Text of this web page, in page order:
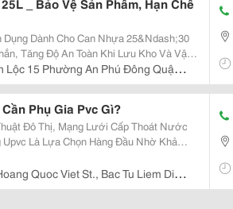
Dành Cho Can Nhựa 25&Ndash;30
Tăng Độ An Toàn Khi Lưu Kho Và Vận
Lượng Cao , Sản Phẩm Có Nhiều Màu
Diện...
Lộc 15 Phường An Phú Đông Quận
Phụ Gia Pvc Gì?
Đô Thị, Mạng Lưới Cấp Thoát Nước
Là Lựa Chọn Hàng Đầu Nhờ Khả
Trúc Rất...
Quoc Viet St., Bac Tu Liem Dist,